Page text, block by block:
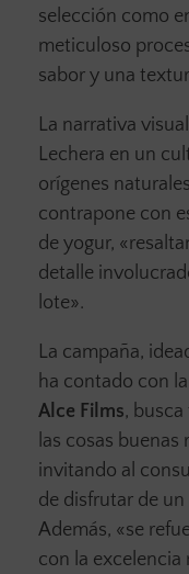
selección como
meticuloso
sabor y una
La narrativa
Lechera en un
orígenes
contrapone con
de yogur,
detalle
lote».
La campaña,
ha contado con la
Alce Films,
las cosas
invitando al
de disfrutar de
Además, «se
con la